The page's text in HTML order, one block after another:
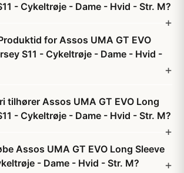
- Cykeltrøje - Dame - Hvid - Str. M?
for Assos UMA GT EVO
S11 - Cykeltrøje - Dame - Hvid -
tilhører Assos UMA GT EVO Long
- Cykeltrøje - Dame - Hvid - Str. M?
Assos UMA GT EVO Long Sleeve
- Dame - Hvid - Str. M?